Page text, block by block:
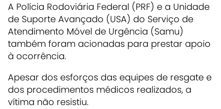
A Polícia Rodoviária Federal (PRF) e a Unidade
de Suporte Avançado (USA) do Serviço de
Atendimento Móvel de Urgência (Samu)
também foram acionadas para prestar apoio
à ocorrência.
Apesar dos esforços das equipes de resgate e
dos procedimentos médicos realizados, a
vítima não resistiu.